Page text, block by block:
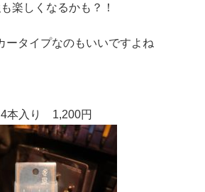
楽しくなるかも？！
ータイプなのもいいですよね
4本入り 1,200円